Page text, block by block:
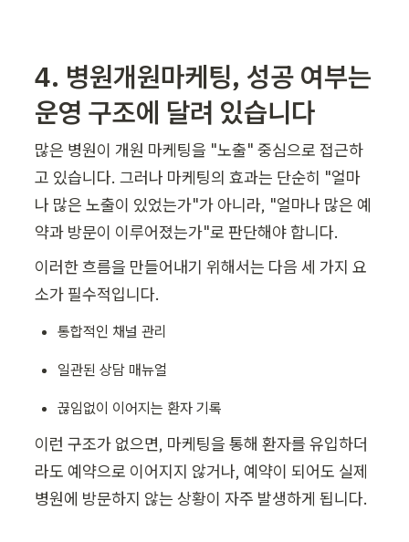
4. 병원개원마케팅, 성공 여부는
운영 구조에 달려 있습니다
많은 병원이 개원 마케팅을 "노출" 중심으로 접근하
고 있습니다. 그러나 마케팅의 효과는 단순히 "얼마
나 많은 노출이 있었는가"가 아니라, "얼마나 많은 예
약과 방문이 이루어졌는가"로 판단해야 합니다.
이러한 흐름을 만들어내기 위해서는 다음 세 가지 요
소가 필수적입니다.
통합적인 채널 관리
일관된 상담 매뉴얼
끊임없이 이어지는 환자 기록
이런 구조가 없으면, 마케팅을 통해 환자를 유입하더
라도 예약으로 이어지지 않거나, 예약이 되어도 실제
병원에 방문하지 않는 상황이 자주 발생하게 됩니다.